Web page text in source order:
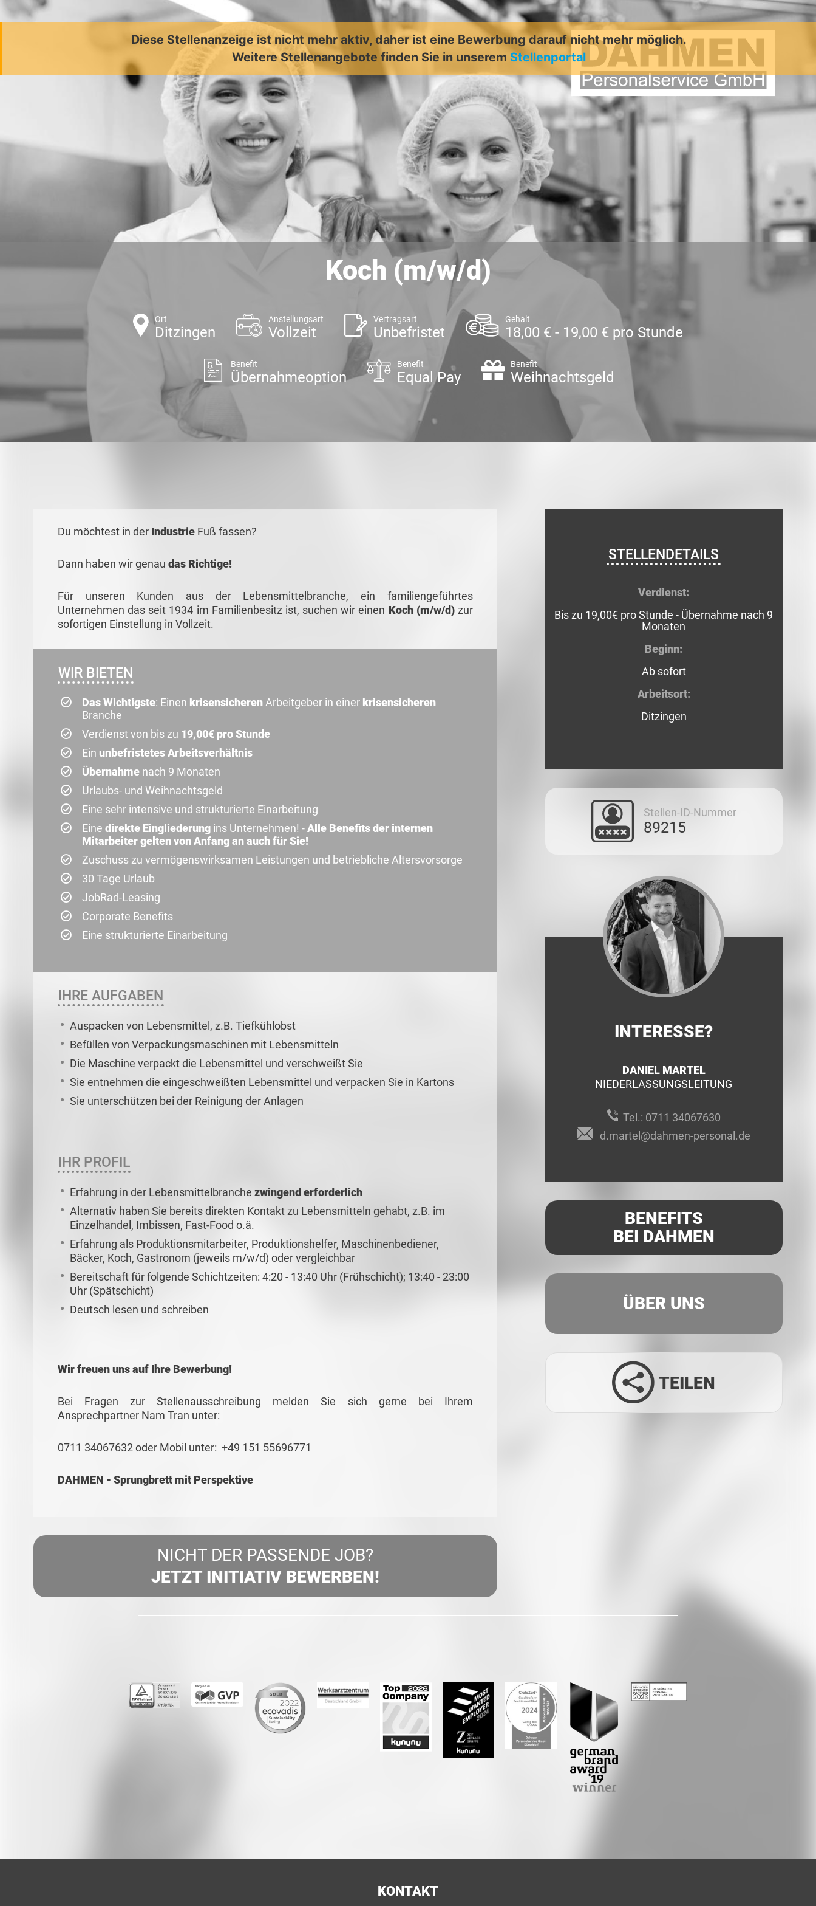
Diese Stellenanzeige ist nicht mehr aktiv, daher ist eine Bewerbung darauf nicht mehr möglich.
Weitere Stellenangebote finden Sie in unserem Stellenportal
Koch (m/w/d)
Ort
Ditzingen
Anstellungsart
Vollzeit
Vertragsart
Unbefristet
Gehalt
18,00 € - 19,00 € pro Stunde
Benefit
Übernahmeoption
Benefit
Equal Pay
Benefit
Weihnachtsgeld
Du möchtest in der Industrie Fuß fassen?
Dann haben wir genau das Richtige!
Für unseren Kunden aus der Lebensmittelbranche, ein familiengeführtes
Unternehmen das seit 1934 im Familienbesitz ist, suchen wir einen Koch (m/w/d)zur
sofortigen Einstellung in Vollzeit.
WIR BIETEN
Das Wichtigste: Einen krisensicheren Arbeitgeber in einer krisensicheren
Branche
Verdienst von bis zu 19,00€ pro Stunde
Ein unbefristetes Arbeitsverhältnis
Übernahme nach 9 Monaten
Urlaubs- und Weihnachtsgeld
Eine sehr intensive und strukturierte Einarbeitung
Eine direkte Eingliederung ins Unternehmen! -Alle Benefits der internen
Mitarbeiter gelten von Anfang an auch für Sie!
Zuschuss zu vermögenswirksamen Leistungen und betriebliche Altersvorsorge
30 Tage Urlaub
JobRad-Leasing
Corporate Benefits
Eine strukturierte Einarbeitung
IHRE AUFGABEN
Auspacken von Lebensmittel, z.B. Tiefkühlobst
Befüllen von Verpackungsmaschinen mit Lebensmitteln
Die Maschine verpackt die Lebensmittel und verschweißt Sie
Sie entnehmen die eingeschweißten Lebensmittel und verpacken Sie in Kartons
Sie unterschützen bei der Reinigung der Anlagen
IHR PROFIL
Erfahrung in der Lebensmittelbranche zwingend erforderlich
Alternativ haben Sie bereits direkten Kontakt zu Lebensmitteln gehabt, z.B. im
Einzelhandel, Imbissen, Fast-Food o.ä.
Erfahrung als Produktionsmitarbeiter, Produktionshelfer, Maschinenbediener,
Bäcker, Koch, Gastronom (jeweils m/w/d) oder vergleichbar
Bereitschaft für folgende Schichtzeiten: 4:20 - 13:40 Uhr (Frühschicht); 13:40 - 23:00
Uhr (Spätschicht)
Deutsch lesen und schreiben
Wir freuen uns auf Ihre Bewerbung!
Bei Fragen zur Stellenausschreibung melden Sie sich gerne bei Ihrem
Ansprechpartner Nam Tran unter:
0711 34067632 oder Mobil unter: +49 151 55696771
DAHMEN - Sprungbrett mit Perspektive
NICHT DER PASSENDE JOB?
JETZT INITIATIV BEWERBEN!
STELLENDETAILS
Verdienst:
Bis zu 19,00€ pro Stunde - Übernahme nach 9
Monaten
Beginn:
Ab sofort
Arbeitsort:
Ditzingen
Stellen-ID-Nummer
89215
INTERESSE?
DANIEL MARTEL
NIEDERLASSUNGSLEITUNG
Tel.: 0711 34067630
d.martel@dahmen-personal.de
BENEFITS
BEI DAHMEN
ÜBER UNS
TEILEN
KONTAKT